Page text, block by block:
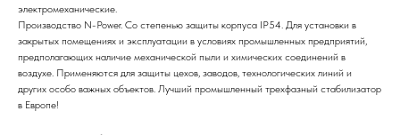
электромеханические.
Производство N-Power. Со степенью защиты корпуса IP54. Для установки в
закрытых помещениях и эксплуатации в условиях промышленных предприятий,
предполагающих наличие механической пыли и химических соединений в
воздухе. Применяются для защиты цехов, заводов, технологических линий и
других особо важных объектов. Лучший промышленный трехфазный стабилизатор
в Европе!